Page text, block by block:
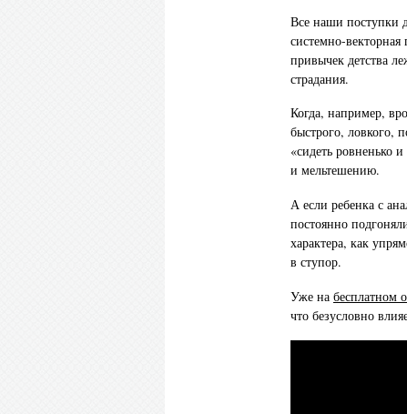
Все наши поступки
системно-
привычек детства
страдания.
Когда, например,
быстрого, ловкого,
«сидеть ровненько
и мельтешению.
А если ребенка с
постоянно
характера, как
в ступор.
Уже на бесплатном
что безусловно